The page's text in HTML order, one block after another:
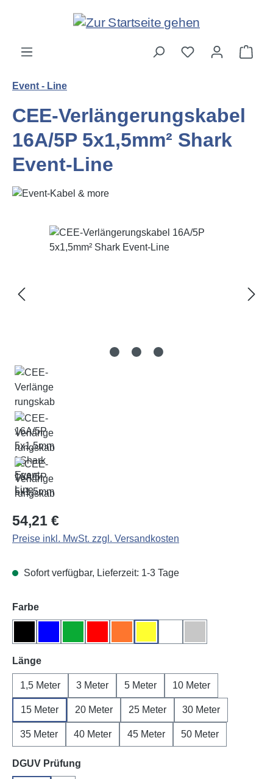
Zum Hauptinhalt springen
Event - Line
CEE-Verlängerungskabel
16A/5P 5x1,5mm² Shark
Event-Line
Bildergalerie überspringen
Regulärer Preis:
54,21 €
Preise inkl. MwSt. zzgl. Versandkosten
Sofort verfügbar, Lieferzeit: 1-3 Tage
Farbeauswählen
Längeauswählen
1,5 Meter 3 Meter 5 Meter 10 Meter
15 Meter 20 Meter 25 Meter 30 Meter
35 Meter 40 Meter 45 Meter 50 Meter
DGUV Prüfung